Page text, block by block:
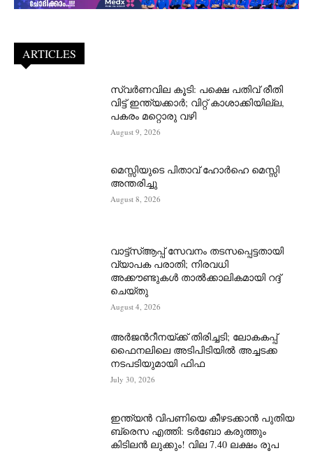
ARTICLES
സ്വർണവില കൂടി: പക്ഷെ പതിവ് രീതി
വിട്ട് ഇന്ത്യക്കാർ; വിറ്റ് കാശാക്കിയില്ല,
പകരം മറ്റൊരു വഴി
August 9, 2026
മെസ്സിയുടെ പിതാവ് ഹോർഹെ മെസ്സി
അന്തരിച്ചു
August 8, 2026
വാട്ട്‌സ്ആപ്പ് സേവനം തടസപ്പെട്ടതായി
വ്യാപക പരാതി; നിരവധി
അക്കൗണ്ടുകൾ താൽക്കാലികമായി റദ്ദ്
ചെയ്തു
August 4, 2026
അർജന്‍റീനയ്ക്ക് തിരിച്ചടി; ലോകകപ്പ്
ഫൈനലിലെ അടിപിടിയിൽ അച്ചടക്ക
നടപടിയുമായി ഫിഫ
July 30, 2026
ഇന്ത്യൻ വിപണിയെ കീഴടക്കാന്‍ പുതിയ
ബ്രെസ എത്തി: ടർബോ കരുത്തും
കിടിലൻ ലുക്കും! വില 7.40 ലക്ഷം രൂപ